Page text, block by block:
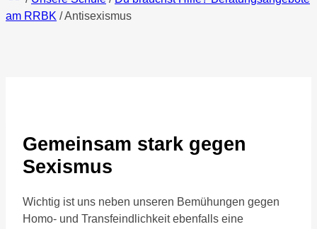
am RRBK /Antisexismus
Gemeinsam stark gegen
Sexismus
Wichtig ist uns neben unseren Bemühungen gegen
Homo- und Transfeindlichkeit ebenfalls eine